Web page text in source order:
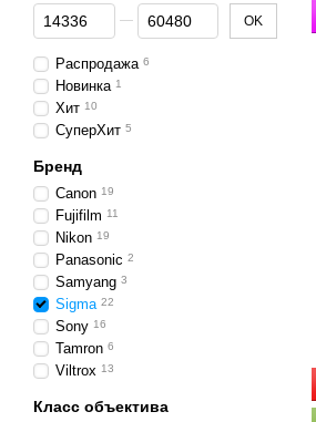
От Цена, грн
До Цена, грн OK
Распродажа 6
Новинка 1
Хит 10
СуперХит 5
Бренд
Canon 19
Fujifilm 11
Nikon 19
Panasonic 2
Samyang 3
Sigma 22
Sony 16
Tamron 6
Viltrox 13
Класс объектива